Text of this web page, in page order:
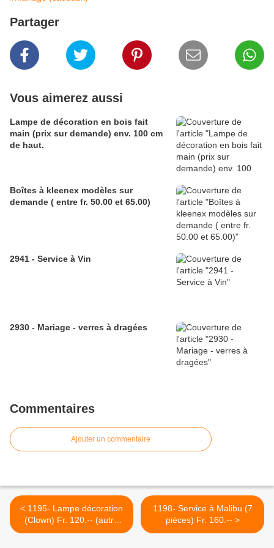
Partager
Vous aimerez aussi
Lampe de décoration en bois fait
main (prix sur demande) env. 100 cm
de haut.
Boîtes à kleenex modèles sur
demande ( entre fr. 50.00 et 65.00)
2941 - Service à Vin
2930 - Mariage - verres à dragées
Commentaires
Ajouter un commentaire
< 1195- Lampe décoration
(Clown) Fr. 120.-- (autre
motif sur demande)
1198- Service à Malibu (7
pièces) Fr. 160.-- >